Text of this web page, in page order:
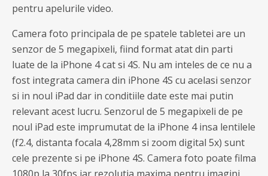
pentru apelurile video.
Camera foto principala de pe spatele tabletei are un
senzor de 5 megapixeli, fiind format atat din parti
luate de la iPhone 4 cat si 4S. Nu am inteles de ce nu a
fost integrata camera din iPhone 4S cu acelasi senzor
si in noul iPad dar in conditiile date este mai putin
relevant acest lucru. Senzorul de 5 megapixeli de pe
noul iPad este imprumutat de la iPhone 4 insa lentilele
(f2.4, distanta focala 4,28mm si zoom digital 5x) sunt
cele prezente si pe iPhone 4S. Camera foto poate filma